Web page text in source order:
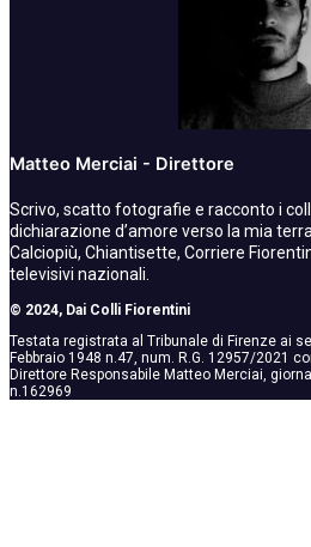
Matteo Merciai - Direttore
Scrivo, scatto fotografie e racconto i
dichiarazione d’amore verso la mia
Calciopiù, Chiantisette, Corriere
televisivi nazionali.
© 2024, Dai Colli Fiorentini
Testata registrata al Tribunale di Firenze ai
Febbraio 1948 n.47, num. R.G. 12957/2021
Direttore Responsabile Matteo Merciai,
n.162969